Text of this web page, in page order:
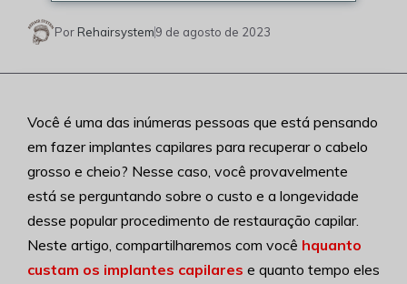
Por Rehairsystem9 de agosto de 2023
Você é uma das inúmeras pessoas que está pensando
em fazer implantes capilares para recuperar o cabelo
grosso e cheio? Nesse caso, você provavelmente
está se perguntando sobre o custo e a longevidade
desse popular procedimento de restauração capilar.
Neste artigo, compartilharemos com você hquanto
custam os implantes capilares e quanto tempo eles